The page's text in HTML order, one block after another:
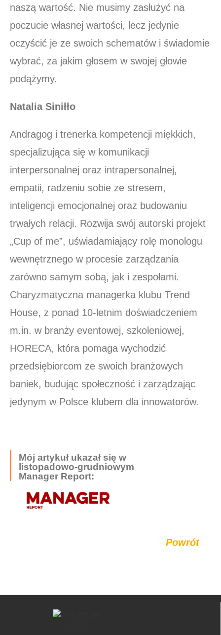
naszą wartość. Nie musimy zasłużyć na
poczucie własnej wartości, lecz jedynie
oczyścić je ze swoich schematów i świadomie
wybrać, za jakim głosem w swojej głowie
podążymy.
Natalia Siniłło
Andragog i trenerka kompetencji miękkich,
specjalizująca się w komunikacji
interpersonalnej oraz intrapersonalnej,
empatii, radzeniu sobie ze stresem,
inteligencji emocjonalnej oraz budowaniu
trwałych relacji. Rozwija swój autorski projekt
„Cup of me”, uświadamiający rolę monologu
wewnętrznego w procesie zarządzania
zarówno samym sobą, jak i zespołami.
Charyzmatyczna managerka klubu Trend
House, z ponad 10-letnim doświadczeniem
m.in. w branży eventowej, szkoleniowej,
HORECA, która pomaga wychodzić
przedsiębiorcom ze swoich branżowych
baniek, budując społeczność i zarządzając
jedynym w Polsce klubem dla innowatorów.
Mój artykuł ukazał się w
listopadowo-grudniowym
Manager Report:
Powrót